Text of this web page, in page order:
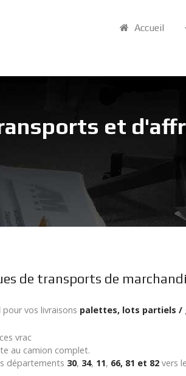
Accueil
et
de transports de
pour vos livraisons palettes, lots partiels /
vrac
au camion complet.
départements 30, 34, 11, 66, 81 et 82 vers